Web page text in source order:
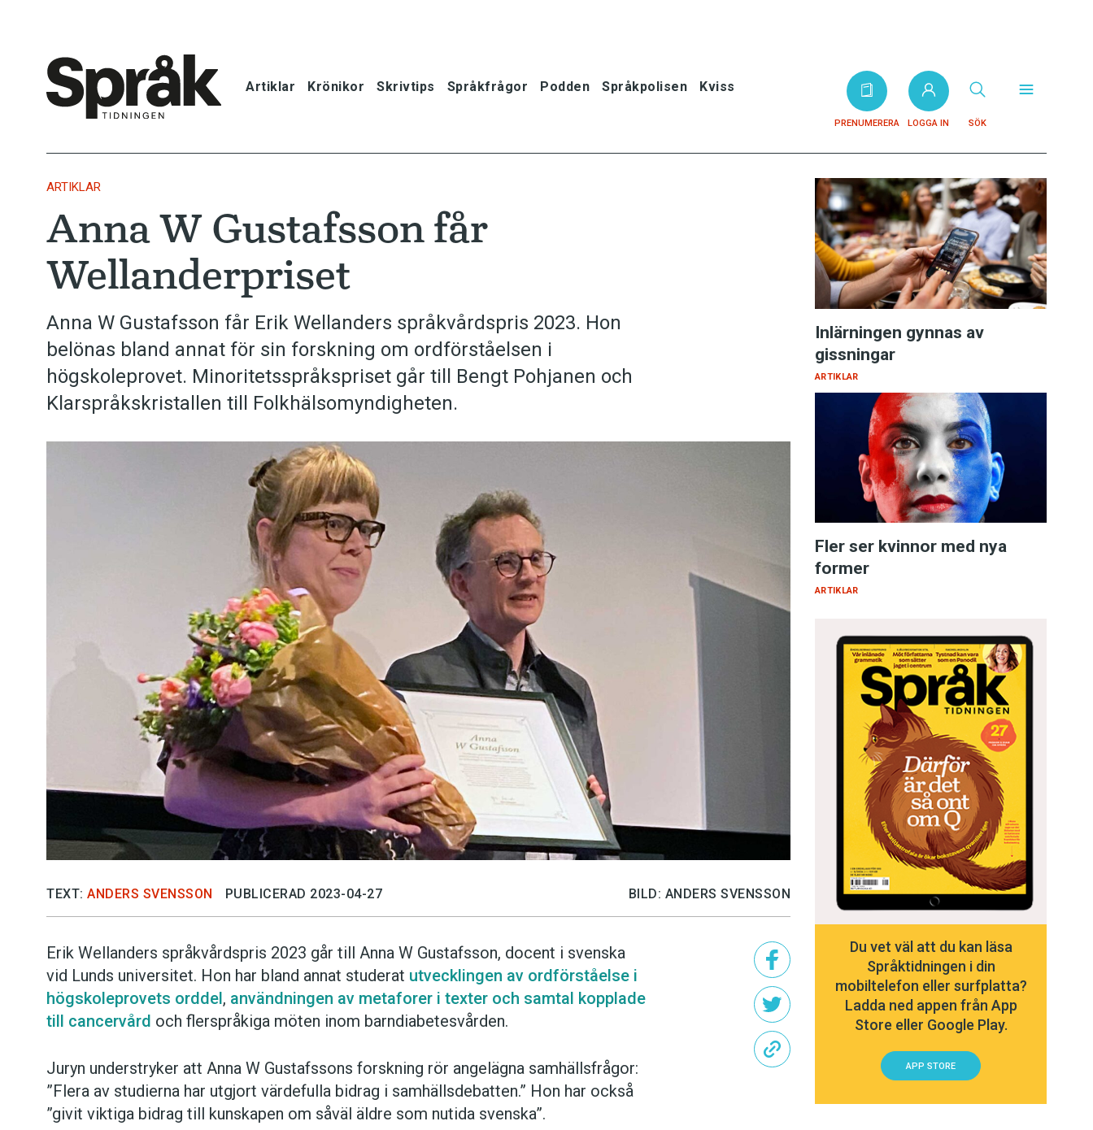
Artiklar Krönikor Skrivtips Språkfrågor Podden Språkpolisen Kviss
PRENUMERERA LOGGA IN SÖK
Krönikor
Språkfrågor
Skrivtips
Bokrecensioner
Kviss
Podden
Anmäl till språkpolisen
Föreslå nyord
Annonsera
Prenumerera
Läs Språktidningen digitalt
Press
ARTIKLAR
Anna W Gustafsson får
Wellanderpriset
Anna W Gustafsson får Erik Wellanders språkvårdspris 2023. Hon
belönas bland annat för sin forskning om ordförståelsen i
högskoleprovet. Minoritetsspråkspriset går till Bengt Pohjanen och
Klarspråkskristallen till Folkhälsomyndigheten.
TEXT: ANDERS SVENSSON PUBLICERAD 2023-04-27 BILD: ANDERS SVENSSON
Erik Wellanders språkvårdspris 2023 går till Anna W Gustafsson, docent i svenska
vid Lunds universitet. Hon har bland annat studerat utvecklingen av ordförståelse i
högskoleprovets orddel, användningen av metaforer i texter och samtal kopplade
till cancervård och flerspråkiga möten inom barndiabetesvården.
Juryn understryker att Anna W Gustafssons forskning rör angelägna samhällsfrågor:
”Flera av studierna har utgjort värdefulla bidrag i samhällsdebatten.” Hon har också
”givit viktiga bidrag till kunskapen om såväl äldre som nutida svenska”.
Inlärningen gynnas av
gissningar
ARTIKLAR
Fler ser kvinnor med nya
former
ARTIKLAR
Du vet väl att du kan läsa
Språktidningen i din
mobiltelefon eller surfplatta?
Ladda ned appen från App
Store eller Google Play.
APP STORE